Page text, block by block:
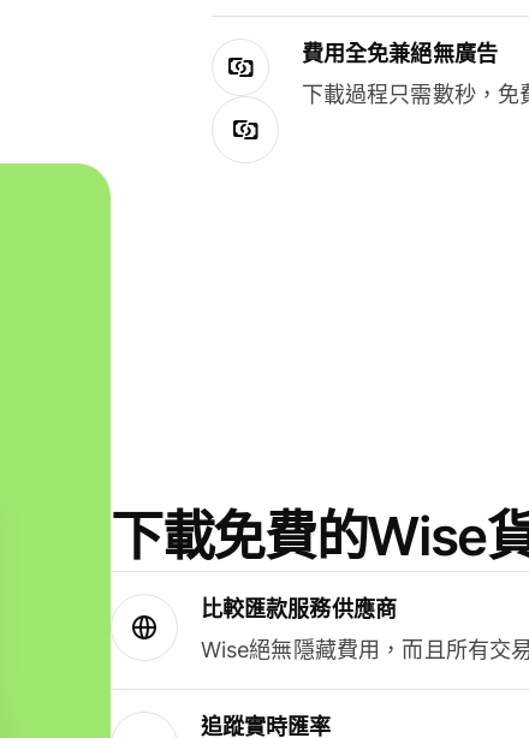
費用全免兼絕無廣告
下載過程只需數秒，免
下載免費的Wise
比較匯款服務供應商
Wise絕無隱藏費用，而且所有交
追蹤實時匯率